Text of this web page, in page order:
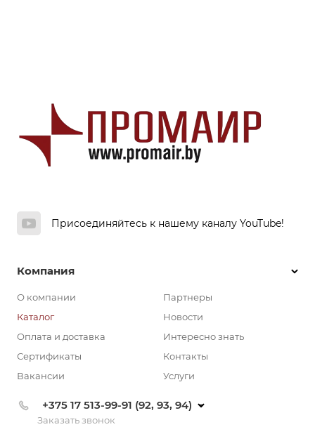
Присоединяйтесь к нашему каналу YouTube!
Компания
О компании
Каталог
Оплата и доставка
Сертификаты
Вакансии
Партнеры
Новости
Интересно знать
Контакты
Услуги
+375 17 513-99-91 (92, 93, 94)
Заказать звонок